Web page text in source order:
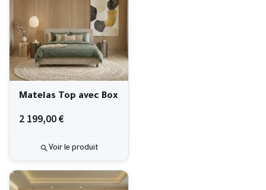
Matelas Top avec Box
2 199,00 €
Voir le produit